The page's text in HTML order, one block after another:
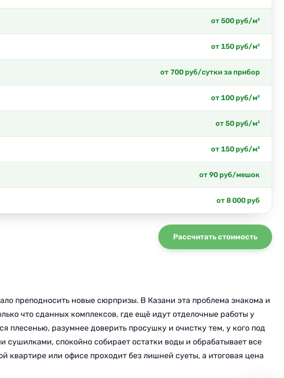
от 500 руб/м²
от 150 руб/м²
от 700 руб/сутки за прибор
от 100 руб/м²
от 50 руб/м²
от 150 руб/м²
от 90 руб/мешок
от 8 000 руб
Рассчитать стоимость
преподносить новые сюрпризы. В Казани эта проблема знакома и
что сданных комплексов, где ещё идут отделочные работы у
плесенью, разумнее доверить просушку и очистку тем, у кого под
спокойно собирает остатки воды и обрабатывает все
квартире или офисе проходит без лишней суеты, а итоговая цена